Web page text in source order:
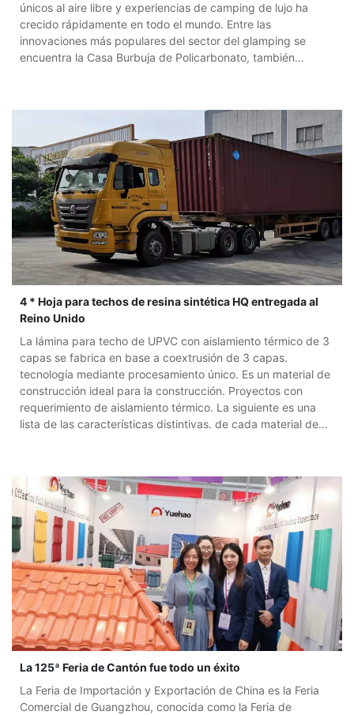
únicos al aire libre y experiencias de camping de lujo ha
crecido rápidamente en todo el mundo. Entre las
innovaciones más populares del sector del glamping se
encuentra la Casa Burbuja de Policarbonato, también
durabilidad y experiencias inmersivas en la natur
4 * Hoja para techos de resina sintética HQ entregada al
Reino Unido
La lámina para techo de UPVC con aislamiento térmico de 3
capas se fabrica en base a coextrusión de 3 capas.
tecnología mediante procesamiento único. Es un material de
construcción ideal para la construcción. Proyectos con
requerimiento de aislamiento térmico. La siguiente es una
lista de las características distintivas. de cada material de
Radiación ultravioleta solar y
La 125ª Feria de Cantón fue todo un éxito
La Feria de Importación y Exportación de China es la Feria
Comercial de Guangzhou, conocida como la Feria de